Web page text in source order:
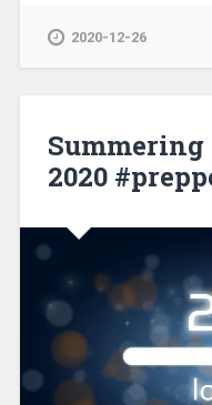
2020-12-26
Summering
2020